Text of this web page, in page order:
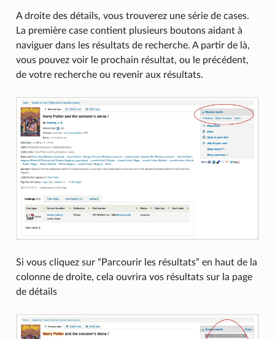
A droite des détails, vous trouverez une série de cases.
La première case contient plusieurs boutons aidant à
naviguer dans les résultats de recherche. A partir de là,
vous pouvez voir le prochain résultat, ou le précédent,
de votre recherche ou revenir aux résultats.
Si vous cliquez sur “Parcourir les résultats” en haut de la
colonne de droite, cela ouvrira vos résultats sur la page
de détails